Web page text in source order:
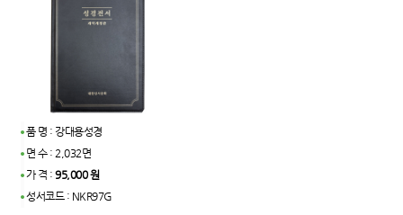
품 명 : 강대용성경
면 수 : 2,032면
가 격 :95,000 원
성서코드 : NKR97G